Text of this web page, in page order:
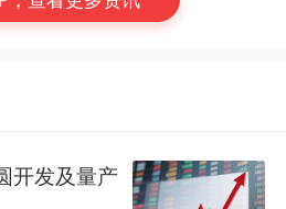
开发及量产